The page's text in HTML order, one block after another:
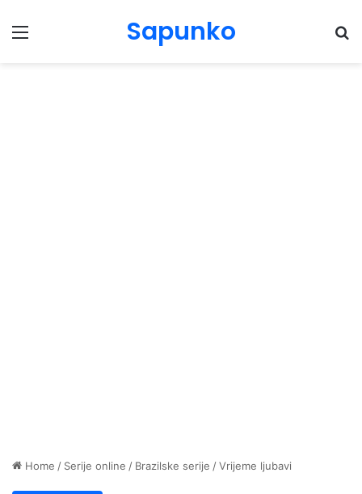
Menu Sapunko
Home / Serije online / Brazilske serije /Vrijeme ljubavi